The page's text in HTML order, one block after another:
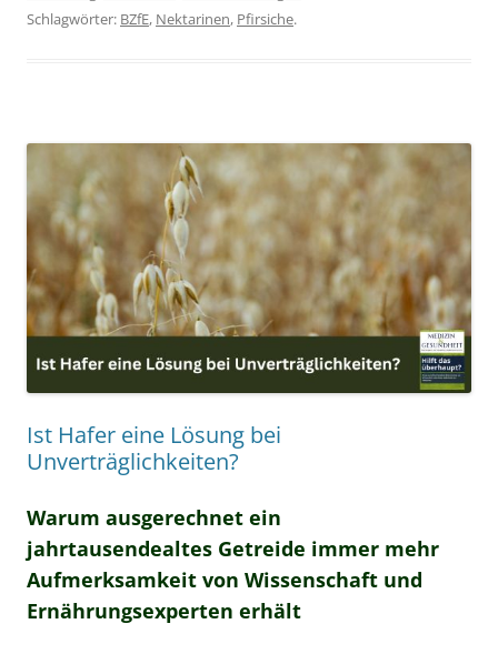
Schlagwörter: BZfE, Nektarinen, Pfirsiche.
Ist Hafer eine Lösung bei
Unverträglichkeiten?
Warum ausgerechnet ein
jahrtausendealtes Getreide immer mehr
Aufmerksamkeit von Wissenschaft und
Ernährungsexperten erhält